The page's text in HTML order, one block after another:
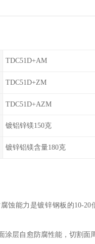
TDC51D+AM
TDC51D+ZM
TDC51D+AZM
镀铝锌镁150克
镀锌铝镁含量180克
蚀能力是镀锌钢板的10-20
涂层自愈防腐性能，切割面